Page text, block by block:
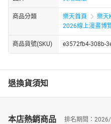
商品分類 樂天首頁
樂天
2026線上漫畫博
商品貨號(SKU) e3572fb4-308b-
退換貨須知
本店熱銷商品 排名期間：